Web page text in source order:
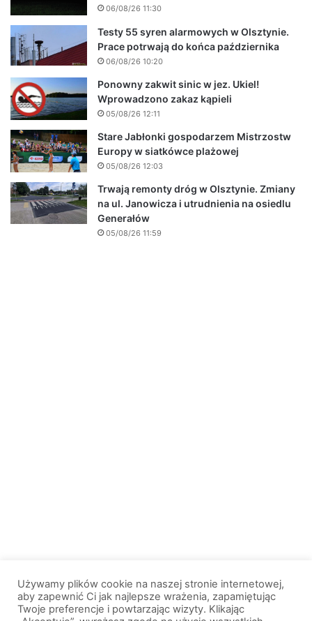
06/08/26 11:30
Testy 55 syren alarmowych w Olsztynie.
Prace potrwają do końca października
06/08/26 10:20
Ponowny zakwit sinic w jez. Ukiel!
Wprowadzono zakaz kąpieli
05/08/26 12:11
Stare Jabłonki gospodarzem Mistrzostw
Europy w siatkówce plażowej
05/08/26 12:03
Trwają remonty dróg w Olsztynie. Zmiany
na ul. Janowicza i utrudnienia na osiedlu
Generałów
05/08/26 11:59
Używamy plików cookie na naszej stronie internetowej,
aby zapewnić Ci jak najlepsze wrażenia, zapamiętując
Twoje preferencje i powtarzając wizyty. Klikając